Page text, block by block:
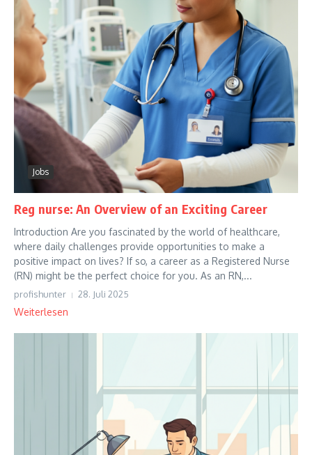
Jobs
Reg nurse: An Overview of an Exciting Career
Introduction Are you fascinated by the world of healthcare,
where daily challenges provide opportunities to make a
positive impact on lives? If so, a career as a Registered Nurse
(RN) might be the perfect choice for you. As an RN,...
profishunter 28. Juli 2025
Weiterlesen